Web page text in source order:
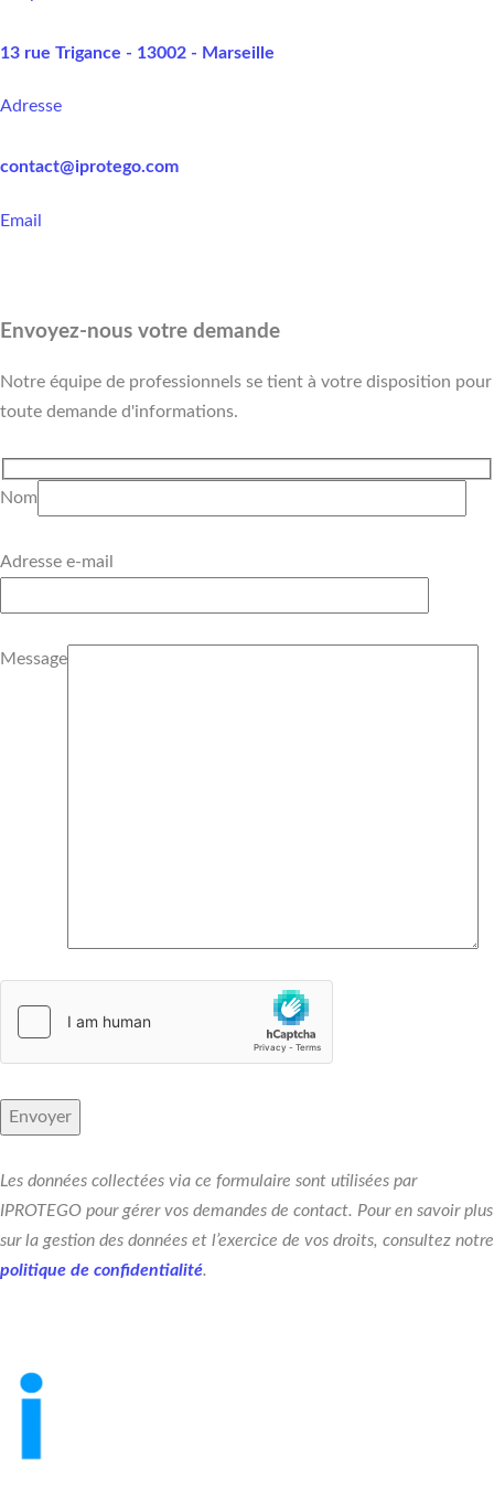
13 rue Trigance - 13002 - Marseille
Adresse
contact@iprotego.com
Email
Envoyez-nous votre demande
Notre équipe de professionnels se tient à votre disposition pour
toute demande d'informations.
Nom
Adresse e-mail
Message
Les données collectées via ce formulaire sont utilisées par
IPROTEGO pour gérer vos demandes de contact. Pour en savoir plus
sur la gestion des données et l’exercice de vos droits, consultez notre
politique de confidentialité.